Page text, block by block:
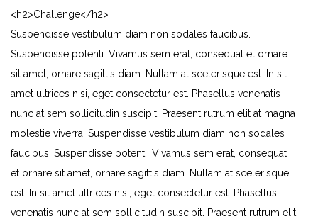
<h2>Challenge</h2>
Suspendisse vestibulum diam non sodales faucibus.
Suspendisse potenti. Vivamus sem erat, consequat et ornare
sit amet, ornare sagittis diam. Nullam at scelerisque est. In sit
amet ultrices nisi, eget consectetur est. Phasellus venenatis
nunc at sem sollicitudin suscipit. Praesent rutrum elit at magna
molestie viverra. Suspendisse vestibulum diam non sodales
faucibus. Suspendisse potenti. Vivamus sem erat, consequat
et ornare sit amet, ornare sagittis diam. Nullam at scelerisque
est. In sit amet ultrices nisi, eget consectetur est. Phasellus
venenatis nunc at sem sollicitudin suscipit. Praesent rutrum elit